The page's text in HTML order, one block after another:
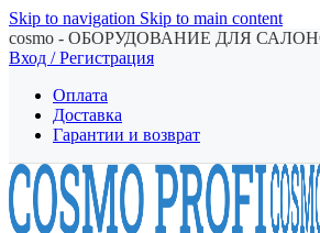
Skip to navigation Skip to main content
cosmo - ОБОРУДОВАНИЕ ДЛЯ
Вход / Регистрация
Оплата
Доставка
Гарантии и возврат